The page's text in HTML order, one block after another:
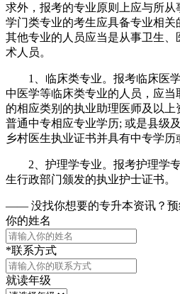
求外，报考的专业原则上应与所
学门类专业的考生应具备专业相
其他专业的人员应当是从事卫生
术人员。
1、临床类专业。报考临床医学
中医学等临床类专业的人员，应
的相应类别的执业助理医师及以
普通中专相应专业学历; 或是县级
乡村医生执业证书并具有中专学历
2、护理学专业。报考护理学专
生行政部门颁发的执业护士证书。
—— 没找你想要的专升本资讯？
你的姓名
*联系方式
就读年级